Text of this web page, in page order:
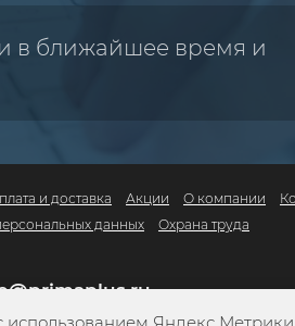
в ближайшее время и
и доставка Акции О компании
данных
Охрана труда